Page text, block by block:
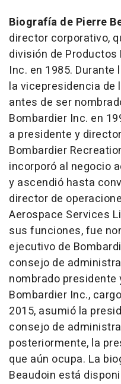
Biografía de Pierre
director corporativo,
división de
Inc. en 1985.
la vicepresidencia de
antes de ser
Bombardier Inc. en
a presidente y
Bombardier
incorporó al negocio
y ascendió hasta
director de
Aerospace Services
sus funciones, fue
ejecutivo de
consejo de
nombrado
Bombardier Inc.,
2015, asumió la
consejo de
posteriormente, la
que aún ocupa. La
Beaudoin está